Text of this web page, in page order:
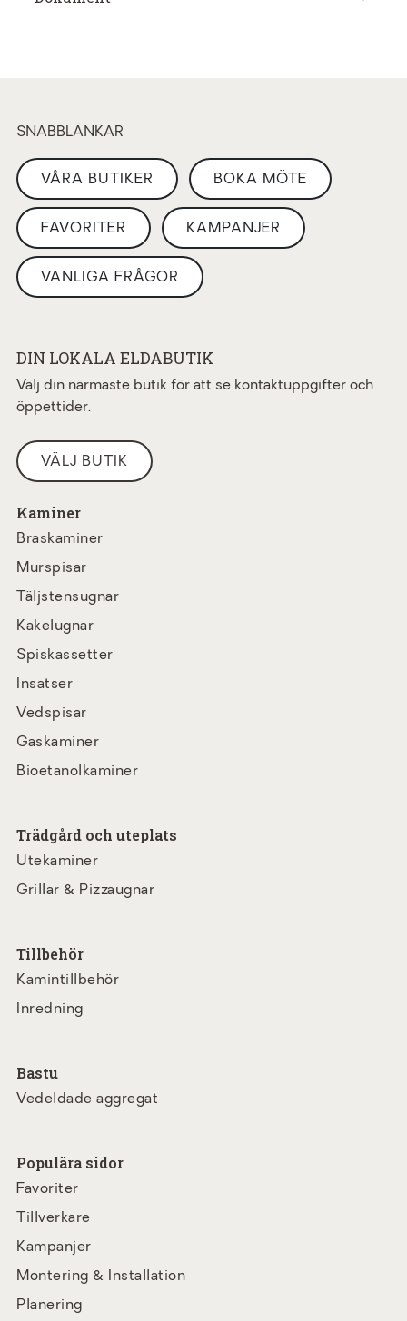
SNABBLÄNKAR
VÅRA BUTIKER BOKA MÖTE
FAVORITER KAMPANJER
VANLIGA FRÅGOR
DIN LOKALA ELDABUTIK
Välj din närmaste butik för att se kontaktuppgifter och
öppettider.
VÄLJ BUTIK
Kaminer
Braskaminer
Murspisar
Täljstensugnar
Kakelugnar
Spiskassetter
Insatser
Vedspisar
Gaskaminer
Bioetanolkaminer
Trädgård och uteplats
Utekaminer
Grillar & Pizzaugnar
Tillbehör
Kamintillbehör
Inredning
Bastu
Vedeldade aggregat
Populära sidor
Favoriter
Tillverkare
Kampanjer
Montering & Installation
Planering